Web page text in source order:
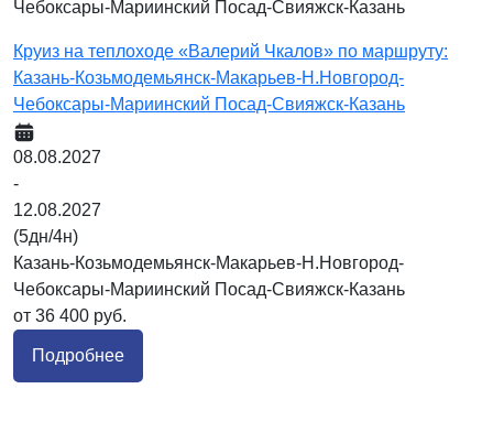
Круиз на теплоходе «Валерий Чкалов» по маршруту:
Казань-Козьмодемьянск-Макарьев-Н.Новгород-
Чебоксары-Мариинский Посад-Свияжск-Казань
08.08.2027
-
12.08.2027
(5дн/4н)
Казань-Козьмодемьянск-Макарьев-Н.Новгород-
Чебоксары-Мариинский Посад-Свияжск-Казань
от 36 400 руб.
Подробнее